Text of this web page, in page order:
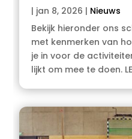
| jan 8, 2026 | Nieuws
Bekijk hieronder ons
met kenmerken van
je in voor de
lijkt om mee te doen.